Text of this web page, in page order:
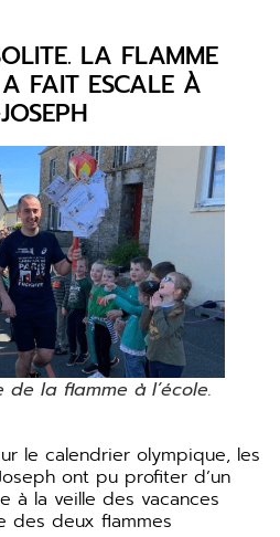
LA FLAMME
FAIT ESCALE À
de la flamme à l’école.
le calendrier olympique, les
ont pu profiter d’un
à la veille des vacances
des deux flammes